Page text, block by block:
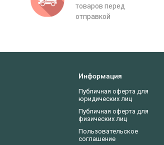
товаров перед
отправкой
Информация
Публичная оферта для
юридических лиц
Публичная оферта для
физических лиц
Пользовательское
соглашение